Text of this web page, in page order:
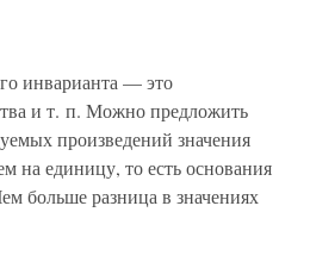
инварианта — это
и т. п. Можно предложить
произведений значения
на единицу, то есть основания
больше разница в значениях